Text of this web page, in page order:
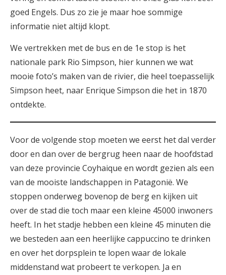
goed Engels. Dus zo zie je maar hoe sommige
informatie niet altijd klopt.
We vertrekken met de bus en de 1e stop is het
nationale park Rio Simpson, hier kunnen we wat
mooie foto’s maken van de rivier, die heel toepasselijk
Simpson heet, naar Enrique Simpson die het in 1870
ontdekte.
Voor de volgende stop moeten we eerst het dal verder
door en dan over de bergrug heen naar de hoofdstad
van deze provincie Coyhaique en wordt gezien als een
van de mooiste landschappen in Patagonië. We
stoppen onderweg bovenop de berg en kijken uit
over de stad die toch maar een kleine 45000 inwoners
heeft. In het stadje hebben een kleine 45 minuten die
we besteden aan een heerlijke cappuccino te drinken
en over het dorpsplein te lopen waar de lokale
middenstand wat probeert te verkopen. Ja en